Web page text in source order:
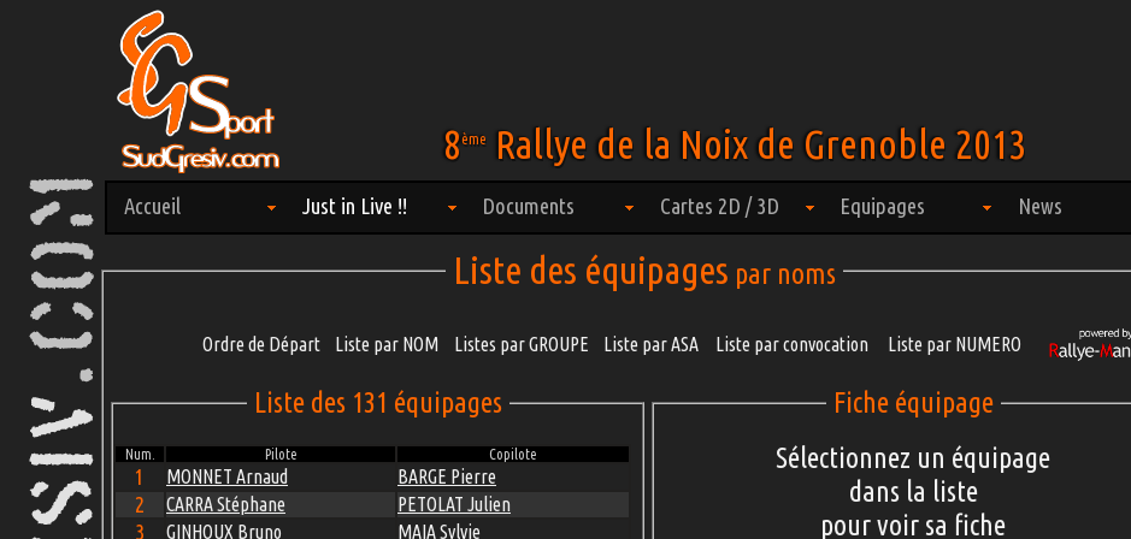
8ème Rallye de la Noix de Grenoble 2013
Accueil Just in Live !! Documents Cartes 2D / 3D Equipages News
Liste des équipages par noms
Ordre de Départ Liste par NOM Listes par GROUPE Liste par ASA Liste par convocation Liste par NUMERO
Liste des 131 équipages
Num. Pilote Copilote
1 MONNET Arnaud BARGE Pierre
2 CARRA Stéphane PETOLAT Julien
3 GINHOUX Bruno MAIA Sylvie
Fiche équipage
Sélectionnez un équipage
dans la liste
pour voir sa fiche